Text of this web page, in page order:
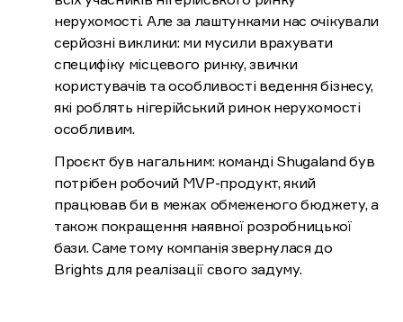
нерухомості. Але за лаштунками нас очікували
серйозні виклики: ми мусили врахувати
специфіку місцевого ринку, звички
користувачів та особливості ведення бізнесу,
які роблять нігерійський ринок нерухомості
особливим.
Проєкт був нагальним: команді Shugaland був
потрібен робочий MVP-продукт, який
працював би в межах обмеженого бюджету, а
також покращення наявної розробницької
бази. Саме тому компанія звернулася до
Brights для реалізації свого задуму.